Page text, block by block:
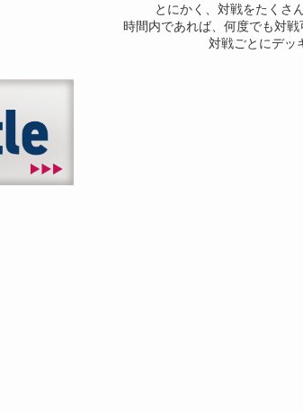
とにかく、対戦をたくさ
時間内であれば、何度でも対
対戦ごとにデッ